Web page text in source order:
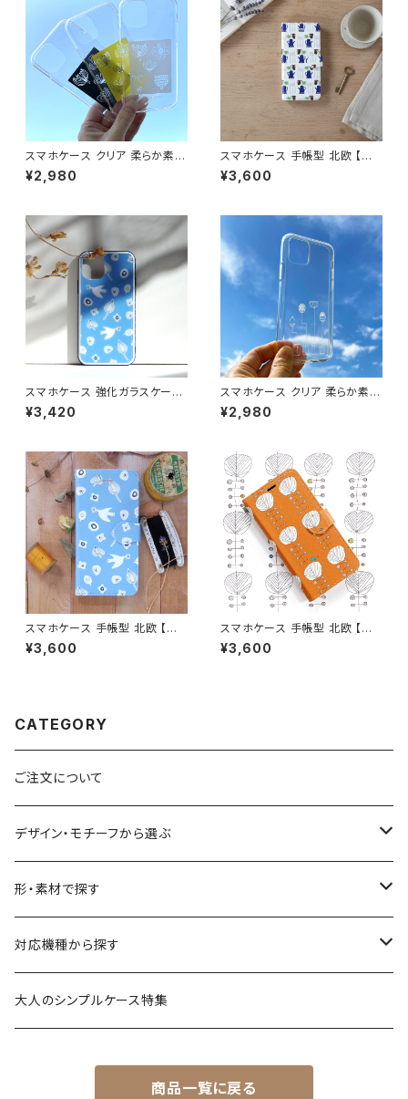
スマホケース クリア 柔らか素材
北欧 色が選べる iPhone16/1
7/15/SE3 透明 ソフトケース 大
¥2,980
スマホケース 手帳型 北欧 【可
愛いキッチン柄】 iPhone17/16/
15/SE3/Android カード収納
¥3,600
スマホケース 強化ガラスケース
北欧 鳥 花柄 iPhone16/17/1
5/SE3 ブルー 青 光沢 おしゃれ
¥3,420
スマホケース クリア 柔らか素材
北欧 花柄 iPhone16/17/15/S
E3 透明 ソフトケース 大人かわ
¥2,980
スマホケース 手帳型 北欧 【ナ
チュラルリーフ】 iPhone17/16/
15/SE3/Android カード収納
¥3,600
スマホケース 手帳型 北欧 【オ
レンジの木と鳥】 鳥 iPhone1
7/16/15/SE3/Android カード
¥3,600
CATEGORY
ご注文について
デザイン・モチーフから選ぶ
花柄・植物
生き物
食べ物
形・素材で探す
透明・クリアケース（ハードケース）
透明・ソフトケース（柔らか素材）
対応機種から探す
iPhone 17 シリーズ
大人のシンプルケース特集
商品一覧に戻る